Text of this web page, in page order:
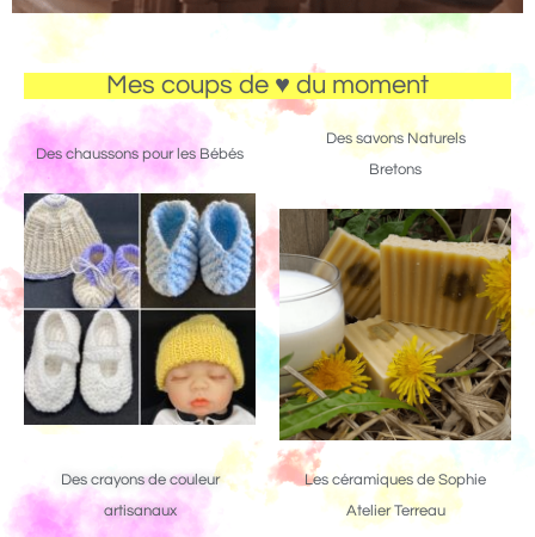
Mes coups de ♥ du moment
Des chaussons pour les Bébés
Des savons Naturels
Bretons
Des crayons de couleur
artisanaux
Les céramiques de Sophie
Atelier Terreau